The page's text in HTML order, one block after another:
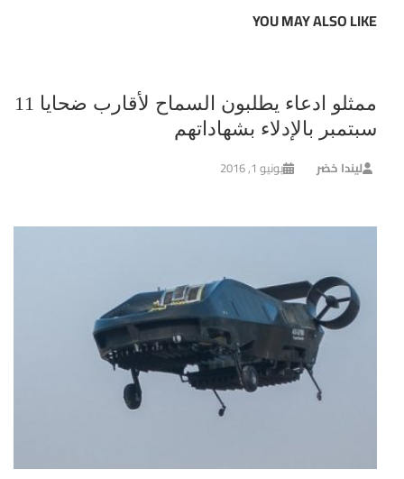
YOU MAY ALSO LIKE
ممثلو ادعاء يطلبون السماح لأقارب ضحايا 11
سبتمبر بالإدلاء بشهاداتهم
ليندا خضر يونيو 1, 2016